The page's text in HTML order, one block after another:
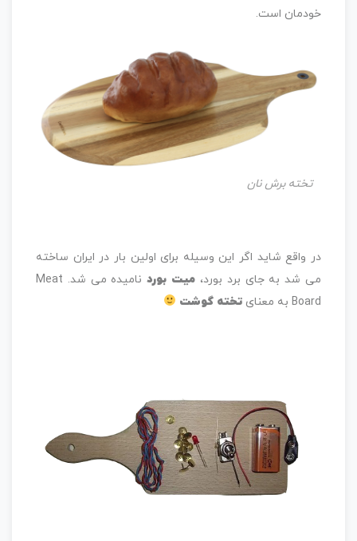
خودمان است.
تخته برش نان
در واقع شاید اگر این وسیله برای اولین بار در ایران ساخته
می شد به جای برد بورد، میت بورد
نامیده می شد. Meat
Board به معنای
تخته گوشت